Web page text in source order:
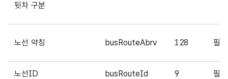
뒷차 구분
노선 약칭 busRouteAbrv 128 필
노선ID busRouteId 9 필